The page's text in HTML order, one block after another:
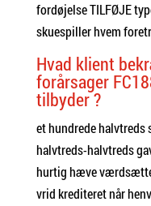
fordøjelse TILFØJE
skuespiller hvem
Hvad klient
forårsager
tilbyder ?
et hundrede halvtreds
halvtreds-halvtreds
hurtig hæve
vrid krediteret når